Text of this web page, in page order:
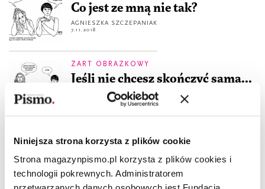
Niniejsza strona korzysta z plików cookie
Strona magazynpismo.pl korzysta z plików cookies i
technologii pokrewnych. Administratorem
Co jest ze mną nie tak?
AGNIESZKA SZCZEPANIAK
7.11.2018
ŻART OBRAZKOWY
Jeśli nie chcesz skończyć sama...
AGNIESZKA SZCZEPANIAK
Nie lubię ludzi
AGNIESZKA SZCZEPANIAK
7.11.2018